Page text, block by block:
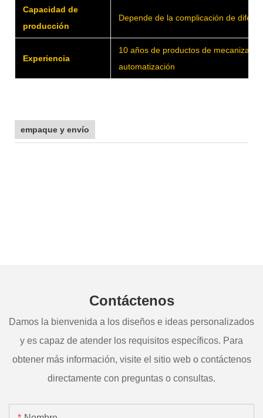
Capacidad de
producción
Depende de la complicación de
Experiencia
10 años de productos de
automatización
empaque y envío
Contáctenos
Damos la bienvenida a los diseños e ideas personalizados
y es capaz de atender los requisitos específicos. Para
obtener más información, visite el sitio web o contáctenos
directamente con preguntas o consultas.